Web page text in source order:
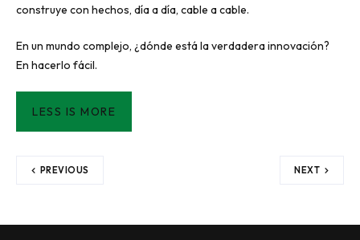
construye con hechos, día a día, cable a cable.
En un mundo complejo, ¿dónde está la verdadera innovación?
En hacerlo fácil.
LESS IS MORE
PREVIOUS NEXT